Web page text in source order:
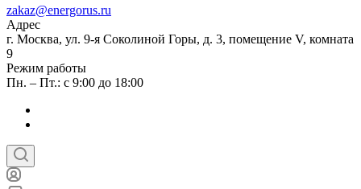
zakaz@energorus.ru
Адрес
г. Москва, ул. 9-я Соколиной Горы, д. 3, помещение V, комната
9
Режим работы
Пн. – Пт.: с 9:00 до 18:00